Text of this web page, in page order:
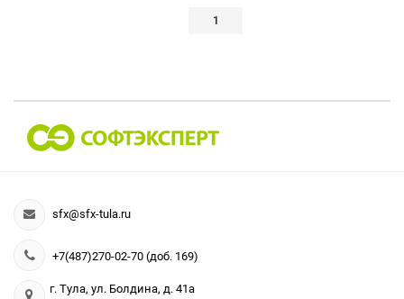
1
sfx@sfx-tula.ru
+7(487)270-02-70 (доб. 169)
г. Тула, ул. Болдина, д. 41а